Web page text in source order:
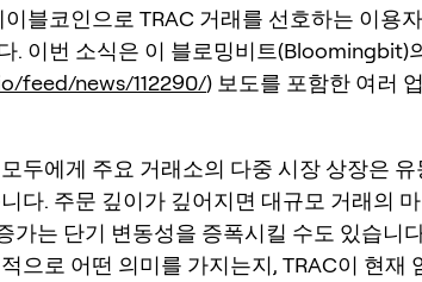
블코인으로 TRAC 거래를 선호하는 이용
. 이번 소식은 이 블로밍비트(Bloomingbit)
feed/news/112290/) 보도를 포함한 여러
두에게 주요 거래소의 다중 시장 상장은
다. 주문 깊이가 깊어지면 대규모 거래의
가는 단기 변동성을 증폭시킬 수도 있습니
으로 어떤 의미를 가지는지, TRAC이 현재